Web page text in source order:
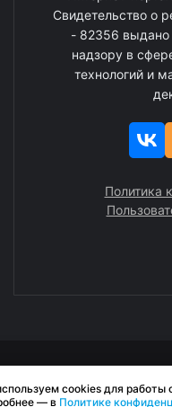
Свидетельство о
- 82356
надзору в
технологий и
Политика
Разработано RASA
cookies для работы
— в Политике